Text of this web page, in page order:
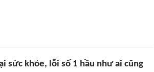
sức khỏe, lỗi số 1 hầu như ai cũng